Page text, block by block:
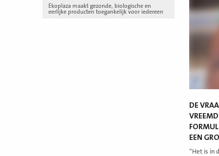
Ekoplaza maakt gezonde, biologische en
eerlijke producten toegankelijk voor iedereen
DE
EEN
“Het is in